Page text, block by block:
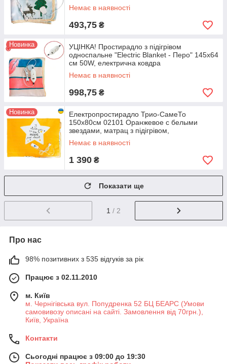
Немає в наявності
493,75 ₴
Новинка
УЦІНКА! Простирадло з підігрівом
односпальне "Electric Blanket - Перо" 145х64
см 50W, електрична ковдра
Немає в наявності
998,75 ₴
Новинка
Електропростирадло Трио-СамеТо
150x80см 02101 Оранжевое с белыми
звездами, матрац з підігрівом,
електроковдра
Немає в наявності
1 390 ₴
Показати ще
1 / 2
Про нас
98% позитивних з 535 відгуків за рік
Працює з 02.11.2010
м. Київ
м. Чернігівська вул. Попудренка 52 БЦ БЕАРС (Умови
самовивозу описані на сайті. Замовлення від 70грн.),
Київ, Україна
Контакти
Сьогодні працює з 09:00 до 19:30